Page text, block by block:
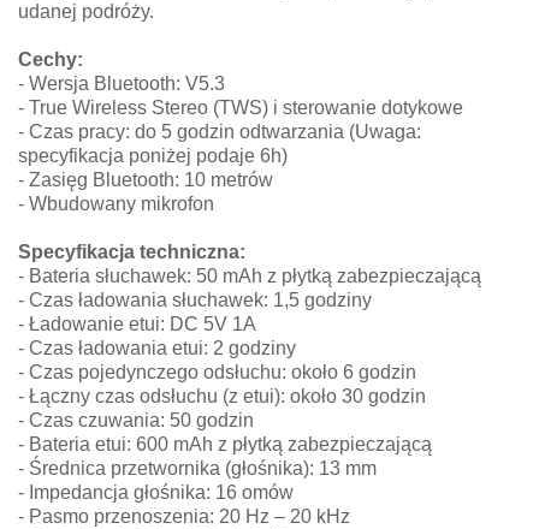
udanej podróży.
Cechy:
- Wersja Bluetooth: V5.3
- True Wireless Stereo (TWS) i sterowanie dotykowe
- Czas pracy: do 5 godzin odtwarzania (Uwaga:
specyfikacja poniżej podaje 6h)
- Zasięg Bluetooth: 10 metrów
- Wbudowany mikrofon
Specyfikacja techniczna:
- Bateria słuchawek: 50 mAh z płytką zabezpieczającą
- Czas ładowania słuchawek: 1,5 godziny
- Ładowanie etui: DC 5V 1A
- Czas ładowania etui: 2 godziny
- Czas pojedynczego odsłuchu: około 6 godzin
- Łączny czas odsłuchu (z etui): około 30 godzin
- Czas czuwania: 50 godzin
- Bateria etui: 600 mAh z płytką zabezpieczającą
- Średnica przetwornika (głośnika): 13 mm
- Impedancja głośnika: 16 omów
- Pasmo przenoszenia: 20 Hz – 20 kHz